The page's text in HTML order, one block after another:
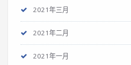
2021年三月
2021年二月
2021年一月